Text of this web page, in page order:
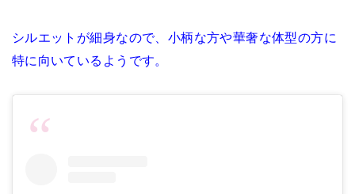
シルエットが細身なので、 小柄な方や華奢な体型の方に
特に向いているようです。